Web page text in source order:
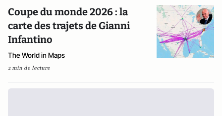
Coupe du monde 2026 : la
carte des trajets de Gianni
Infantino
The World in Maps
2 min de lecture